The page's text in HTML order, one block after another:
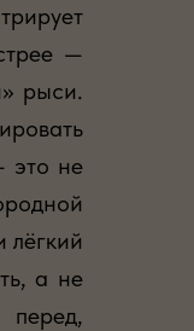
—
рыси.
это не
а не